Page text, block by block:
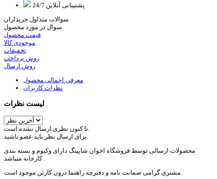
پشتیبانی آنلاین 24/7
سوالات متداول خریداران
سوال در مورد محصول
قیمت محصول
موجودی کالا
تخفیفات
روش پرداخت
روش ارسال
معرفی اجمالی محصول
نظرات کاربران
لیست نظرات
محصولات ارسالی توسط فروشگاه اخوان شاپینگ دارای وکیوم و بسته بندی
کارخانه میباشد .